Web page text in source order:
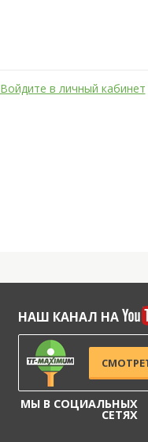
Войдите в личный кабинет
НАШ КАНАЛ НА
МЫ В СОЦИАЛЬНЫХ
СЕТЯХ